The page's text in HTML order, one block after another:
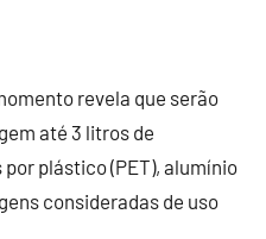
revela que serão
até 3 litros de
plástico (PET), alumínio
consideradas de uso